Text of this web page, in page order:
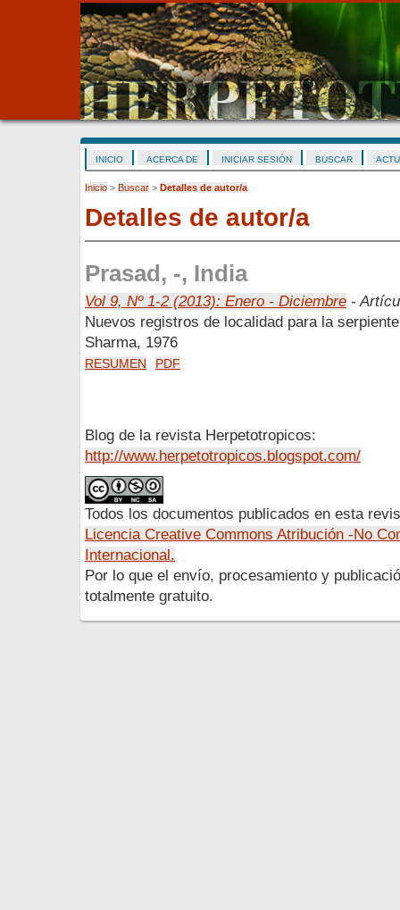
INICIO ACERCA DE INICIAR SESIÓN BUSCAR
Inicio > Buscar > Detalles de autor/a
Detalles de autor/a
Prasad, -, India
Vol 9, Nº 1-2 (2013): Enero - Diciembre -
Nuevos registros de localidad para la
Sharma, 1976
RESUMEN PDF
Blog de la revista Herpetotropicos:
http://www.herpetotropicos.blogspot.com/
Todos los documentos publicados en esta
Licencia Creative Commons Atribución -No
Internacional.
Por lo que el envío, procesamiento y
totalmente gratuito.